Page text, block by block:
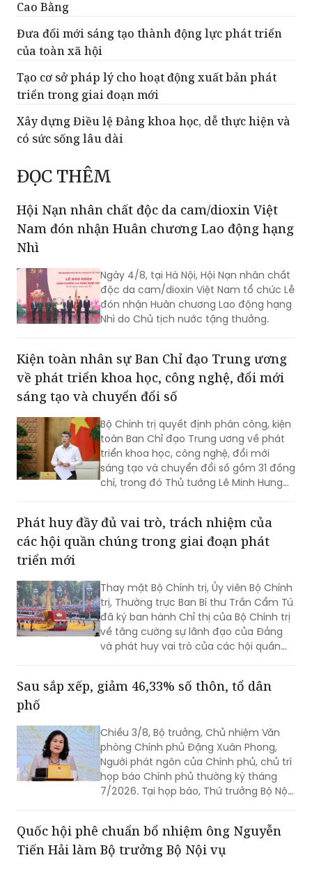
Cao Bằng
Đưa đổi mới sáng tạo thành động lực phát triển
của toàn xã hội
Tạo cơ sở pháp lý cho hoạt động xuất bản phát
triển trong giai đoạn mới
Xây dựng Điều lệ Đảng khoa học, dễ thực hiện và
có sức sống lâu dài
ĐỌC THÊM
Hội Nạn nhân chất độc da cam/dioxin Việt
Nam đón nhận Huân chương Lao động hạng
Nhì
Ngày 4/8, tại Hà Nội, Hội Nạn nhân chất
độc da cam/dioxin Việt Nam tổ chức Lễ
đón nhận Huân chương Lao động hạng
Nhì do Chủ tịch nước tặng thưởng.
Kiện toàn nhân sự Ban Chỉ đạo Trung ương
về phát triển khoa học, công nghệ, đổi mới
sáng tạo và chuyển đổi số
Bộ Chính trị quyết định phân công, kiện
toàn Ban Chỉ đạo Trung ương về phát
triển khoa học, công nghệ, đổi mới
sáng tạo và chuyển đổi số gồm 31 đồng
chí, trong đó Thủ tướng Lê Minh Hưng
Phát huy đầy đủ vai trò, trách nhiệm của
các hội quần chúng trong giai đoạn phát
triển mới
Thay mặt Bộ Chính trị, Ủy viên Bộ Chính
trị, Thường trực Ban Bí thư Trần Cẩm Tú
đã ký ban hành Chỉ thị của Bộ Chính trị
về tăng cường sự lãnh đạo của Đảng
và phát huy vai trò của các hội quần
Sau sắp xếp, giảm 46,33% số thôn, tổ dân
phố
Chiều 3/8, Bộ trưởng, Chủ nhiệm Văn
phòng Chính phủ Đặng Xuân Phong,
Người phát ngôn của Chính phủ, chủ trì
họp báo Chính phủ thường kỳ tháng
7/2026. Tại họp báo, Thứ trưởng Bộ Nội
toàn quốc.
Quốc hội phê chuẩn bổ nhiệm ông Nguyễn
Tiến Hải làm Bộ trưởng Bộ Nội vụ